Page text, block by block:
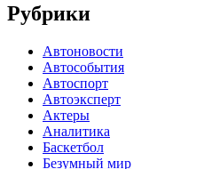
Рубрики
Автоновости
Автособытия
Автоспорт
Автоэксперт
Актеры
Аналитика
Баскетбол
Безумный мир